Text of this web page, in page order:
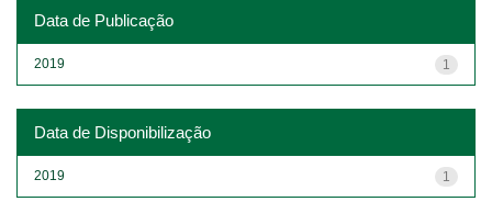
Data de Publicação
1
2019
Data de Disponibilização
1
2019